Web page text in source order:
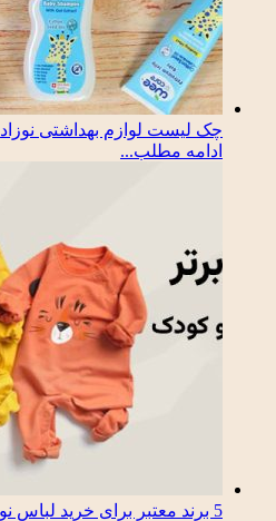
چک لیست لوازم بهداشتی نوزاد
ادامه مطلب...
5 برند معتبر برای خرید لباس نوزاد و کودک